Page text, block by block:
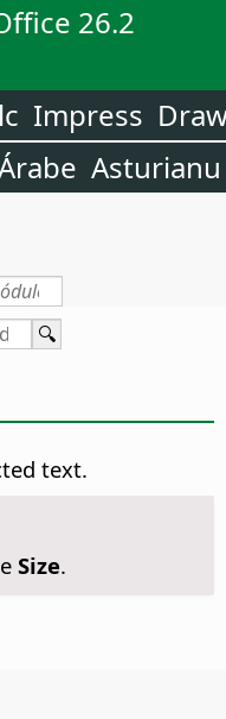
26.2
Impress
Asturianu
text.
Size.